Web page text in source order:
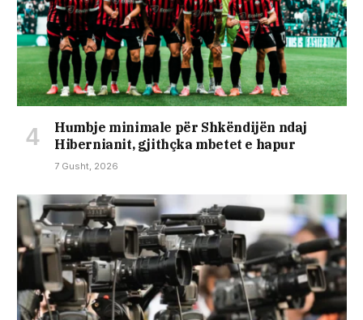
Humbje minimale për Shkëndijën ndaj
Hibernianit, gjithçka mbetet e hapur
7 Gusht, 2026